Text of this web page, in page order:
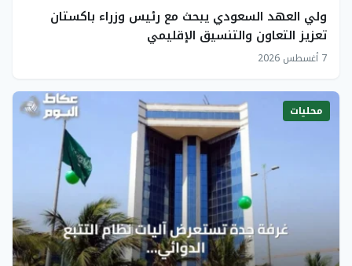
ولي العهد السعودي يبحث مع رئيس وزراء باكستان
تعزيز التعاون والتنسيق الإقليمي
7 أغسطس 2026
محليات